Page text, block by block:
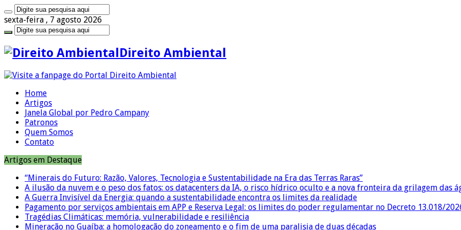
sexta-feira , 7 agosto 2026
Direito Ambiental
Home
Artigos
Janela Global por Pedro Campany
Patronos
Quem Somos
Contato
Artigos em Destaque
“Minerais do Futuro: Razão, Valores, Tecnologia e Sustentabilidade na Era das Terras Raras”
A ilusão da nuvem e o peso dos fatos: os datacenters da IA, o risco hídrico oculto e a nova fronteira da grilagem das
A Guerra Invisível da Energia: quando a sustentabilidade encontra os limites da realidade
Pagamento por serviços ambientais em APP e Reserva Legal: os limites do poder regulamentar no Decreto 13.018/
Tragédias Climáticas: memória, vulnerabilidade e resiliência
Mineração no Guaíba: a homologação do zoneamento e o fim de uma paralisia de duas décadas